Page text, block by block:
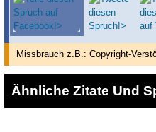
Missbrauch z.B.: Copyright-
Ähnliche Zitate Und